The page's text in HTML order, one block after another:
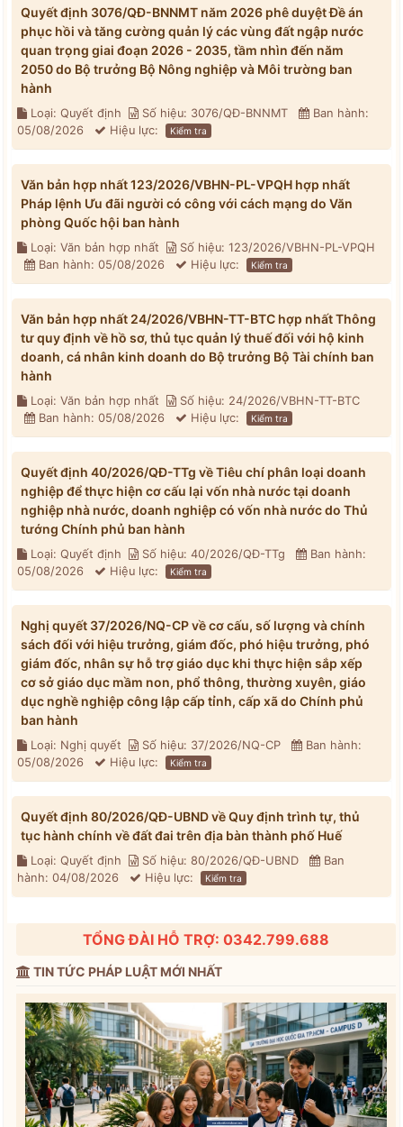
Quyết định 3076/QĐ-BNNMT năm 2026 phê duyệt Đề án
phục hồi và tăng cường quản lý các vùng đất ngập nước
quan trọng giai đoạn 2026 - 2035, tầm nhìn đến năm
2050 do Bộ trưởng Bộ Nông nghiệp và Môi trường ban
hành
Loại: Quyết định Số hiệu: 3076/QĐ-BNNMT
Ban hành:
05/08/2026
Hiệu lực: Kiểm tra
Văn bản hợp nhất 123/2026/VBHN-PL-VPQH hợp nhất
Pháp lệnh Ưu đãi người có công với cách mạng do Văn
phòng Quốc hội ban hành
Loại: Văn bản hợp nhất
Số hiệu: 123/2026/VBHN-PL-VPQH
Ban hành: 05/08/2026
Hiệu lực: Kiểm tra
Văn bản hợp nhất 24/2026/VBHN-TT-BTC hợp nhất Thông
tư quy định về hồ sơ, thủ tục quản lý thuế đối với hộ kinh
doanh, cá nhân kinh doanh do Bộ trưởng Bộ Tài chính ban
hành
Loại: Văn bản hợp nhất
Số hiệu: 24/2026/VBHN-TT-BTC
Ban hành: 05/08/2026
Hiệu lực: Kiểm tra
Quyết định 40/2026/QĐ-TTg về Tiêu chí phân loại doanh
nghiệp để thực hiện cơ cấu lại vốn nhà nước tại doanh
nghiệp nhà nước, doanh nghiệp có vốn nhà nước do Thủ
tướng Chính phủ ban hành
Loại: Quyết định Số hiệu: 40/2026/QĐ-TTg
Ban hành:
05/08/2026
Hiệu lực: Kiểm tra
Nghị quyết 37/2026/NQ-CP về cơ cấu, số lượng và chính
sách đối với hiệu trưởng, giám đốc, phó hiệu trưởng, phó
giám đốc, nhân sự hỗ trợ giáo dục khi thực hiện sắp xếp
cơ sở giáo dục mầm non, phổ thông, thường xuyên, giáo
dục nghề nghiệp công lập cấp tỉnh, cấp xã do Chính phủ
ban hành
Loại: Nghị quyết Số hiệu: 37/2026/NQ-CP
Ban hành:
05/08/2026
Hiệu lực: Kiểm tra
Quyết định 80/2026/QĐ-UBND về Quy định trình tự, thủ
tục hành chính về đất đai trên địa bàn thành phố Huế
Loại: Quyết định Số hiệu: 80/2026/QĐ-UBND
Ban
hành: 04/08/2026
Hiệu lực: Kiểm tra
TỔNG ĐÀI HỖ TRỢ: 0342.799.688
TIN TỨC PHÁP LUẬT MỚI NHẤT